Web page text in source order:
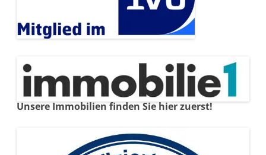
Unsere Immobilien finden Sie hier zuerst!